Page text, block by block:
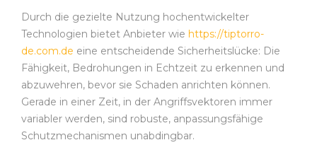
Durch die gezielte Nutzung hochentwickelter
Technologien bietet Anbieter wie https://tiptorro-
de.com.de eine entscheidende Sicherheitslücke: Die
Fähigkeit, Bedrohungen in Echtzeit zu erkennen und
abzuwehren, bevor sie Schaden anrichten können.
Gerade in einer Zeit, in der Angriffsvektoren immer
variabler werden, sind robuste, anpassungsfähige
Schutzmechanismen unabdingbar.